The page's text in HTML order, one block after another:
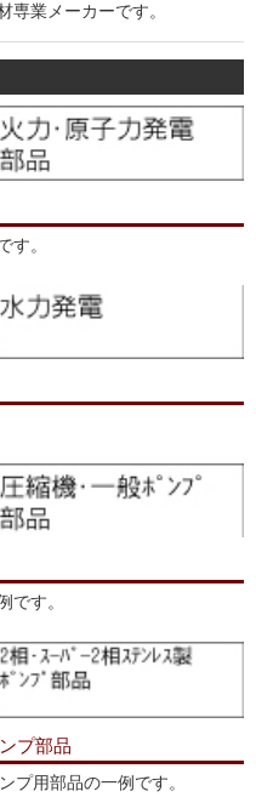
専業メーカーです。
す。
です。
プ部品
プ用部品の一例です。